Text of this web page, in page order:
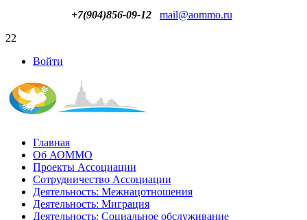
+7(904)856-09-12
mail@aommo.ru
22
Войти
Главная
Об АОММО
Проекты Ассоциации
Сотрудничество Ассоциации
Деятельность: Межнацотношения
Деятельность: Миграция
Деятельность: Социальное обслуживание